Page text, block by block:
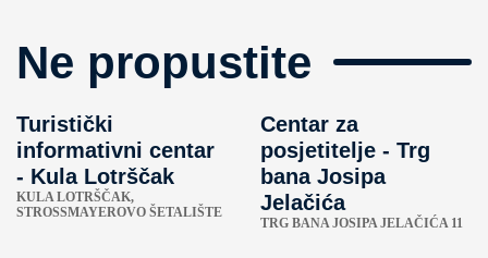
Ne propustite
Turistički
informativni centar
- Kula Lotrščak
KULA LOTRŠČAK,
STROSSMAYEROVO ŠETALIŠTE
Centar za
posjetitelje - Trg
bana Josipa
Jelačića
TRG BANA JOSIPA JELAČIĆA 11